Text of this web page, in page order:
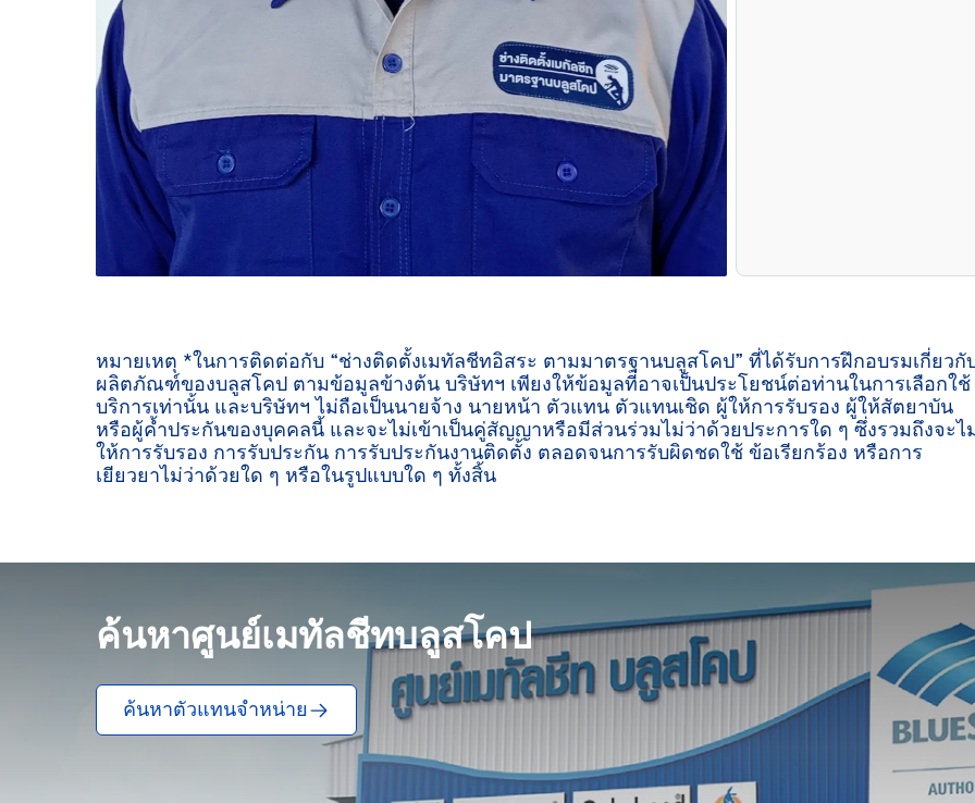
หมายเหตุ *ในการติดต่อกับ “ช่างติดตั้งเมทัลชีทอิสระ ตามมาตรฐานบลูสโคป” ที่ได้รับการฝึกอบรมเกี่ยวกั
ผลิตภัณฑ์ของบลูสโคป ตามข้อมูลข้างต้น บริษัทฯ เพียงให้ข้อมูลที่อาจเป็นประโยชน์ต่อท่านในการเลือกใช้
บริการเท่านั้น และบริษัทฯ ไม่ถือเป็นนายจ้าง นายหน้า ตัวแทน ตัวแทนเชิด ผู้ให้การรับรอง ผู้ให้สัตยาบัน
หรือผู้ค้ำประกันของบุคคลนี้ และจะไม่เข้าเป็นคู่สัญญาหรือมีส่วนร่วมไม่ว่าด้วยประการใด ๆ ซึ่งรวมถึงจะไ
ให้การรับรอง การรับประกัน การรับประกันงานติดตั้ง ตลอดจนการรับผิดชดใช้ ข้อเรียกร้อง หรือการ
เยียวยาไม่ว่าด้วยใด ๆ หรือในรูปแบบใด ๆ ทั้งสิ้น
ค้นหาศูนย์เมทัลชีทบลูสโคป
ค้นหาตัวแทนจำหน่าย